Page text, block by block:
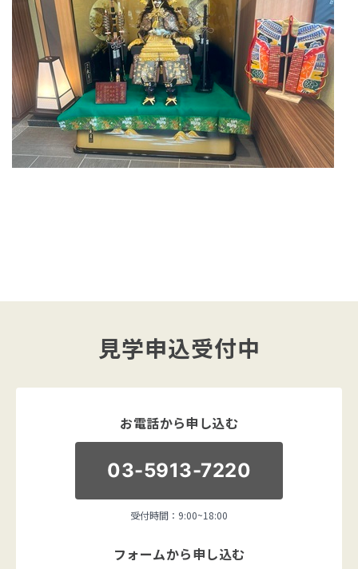
見学申込受付中
お電話から申し込む
03-5913-7220
受付時間：9:00~18:00
フォームから申し込む